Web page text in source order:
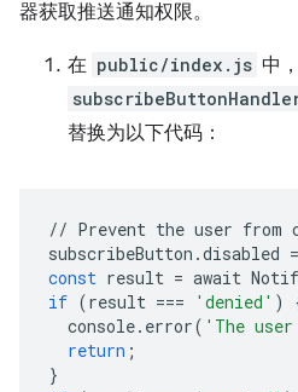
器获取推送通知权限。
在 public/index.js 中
替换为以下代码：
// Prevent the user from
subscribeButton .disabled =
const result = await
if (result === 'denied' )
console. error( 'The
return ;
}